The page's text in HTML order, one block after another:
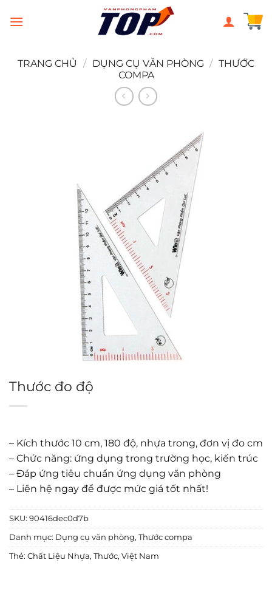
đến
TRANG CHỦ
/ DỤNG CỤ VĂN PHÒNG / THƯỚC
COMPA
Thước đo độ
– Kích thước 10 cm, 180 độ, nhựa trong, đơn vị đo cm
– Chức năng: ứng dụng trong trường học, kiến trúc
– Đáp ứng tiêu chuẩn ứng dụng văn phòng
– Liên hệ ngay để được mức giá tốt nhất!
SKU: 90416dec0d7b
Danh mục: Dụng cụ văn phòng, Thước compa
Thẻ: Chất Liệu Nhựa, Thước, Việt Nam